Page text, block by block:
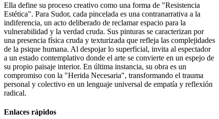
Ella define su proceso creativo como una forma de "Resistencia
Estética". Para Sudor, cada pincelada es una contranarrativa a la
indiferencia, un acto deliberado de reclamar espacio para la
vulnerabilidad y la verdad cruda. Sus pinturas se caracterizan por
una presencia física cruda y texturizada que refleja las complejidades
de la psique humana. Al despojar lo superficial, invita al espectador
a un estado contemplativo donde el arte se convierte en un espejo de
su propio paisaje interior. En última instancia, su obra es un
compromiso con la "Herida Necesaria", transformando el trauma
personal y colectivo en un lenguaje universal de empatía y reflexión
radical.
Enlaces rápidos